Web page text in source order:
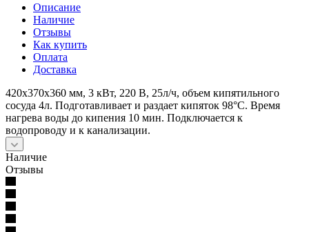
Описание
Наличие
Отзывы
Как купить
Оплата
Доставка
420х370х360 мм, 3 кВт, 220 В, 25л/ч, объем кипятильного
сосуда 4л. Подготавливает и раздает кипяток 98°С. Время
нагрева воды до кипения 10 мин. Подключается к
водопроводу и к канализации.
Наличие
Отзывы